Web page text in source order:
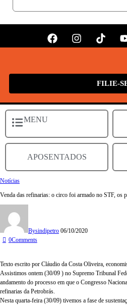
FILIE-
MENU
APOSENTADOS
Notícias
Venda das refinarias: o circo foi armado no STF, os
Bysindipetro 06/10/2020
0Comments
Texto escrito por Cláudio da Costa Oliveira,
Assistimos ontem (30/09 ) no Supremo Tribunal
andamento do processo em que o Congresso
refinarias da Petrobrás.
Nesta quarta-feira (30/09) tivemos a fase de